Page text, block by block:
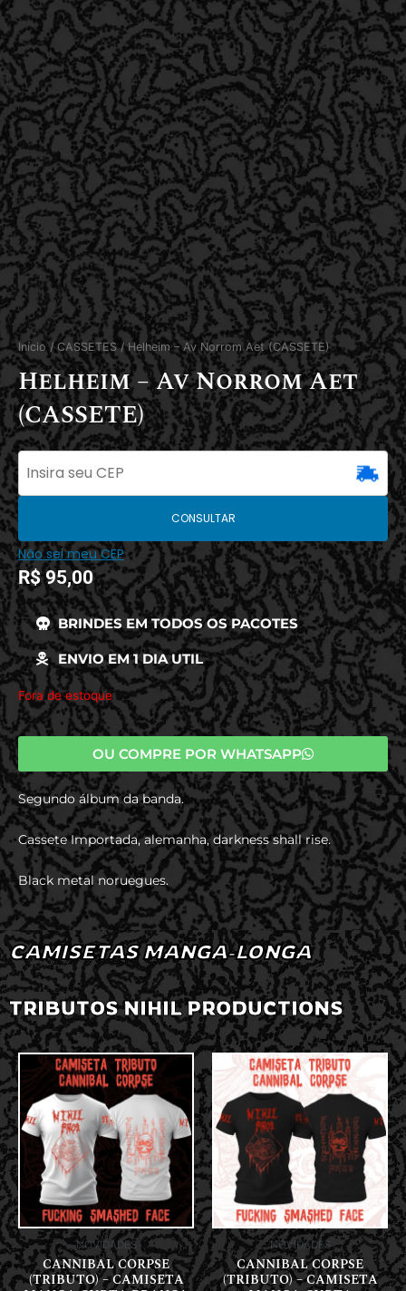
Início/CASSETES/ Helheim – Av Norrom Aet (CASSETE)
Helheim – Av Norrom Aet
(CASSETE)
CONSULTAR
Não sei meu CEP
R$95,00
BRINDES EM TODOS OS PACOTES
ENVIO EM 1 DIA UTIL
Fora de estoque
OU COMPRE POR WHATSAPP
Segundo álbum da banda.
Cassete Importada, alemanha, darkness shall rise.
Black metal noruegues.
CAMISETAS MANGA-LONGA
TRIBUTOS NIHIL PRODUCTIONS
NOVIDADES
CANNIBAL CORPSE
(TRIBUTO) – CAMISETA
NOVIDADES
CANNIBAL CORPSE
(TRIBUTO) – CAMISETA